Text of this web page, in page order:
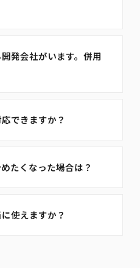
発会社がいます。併用
できますか？
たくなった場合は？
使えますか？